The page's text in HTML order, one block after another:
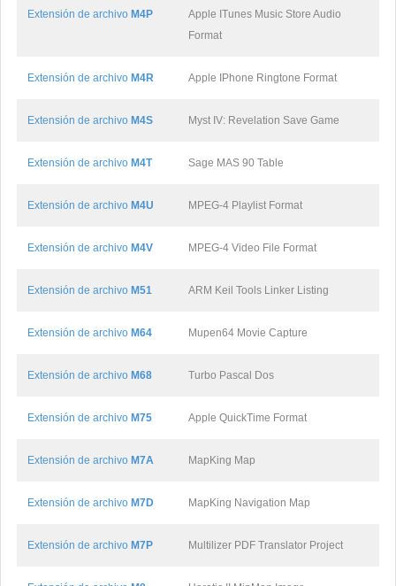
Extensión de archivo M4P
Apple ITunes Music Store Audio
Format
Extensión de archivo M4R Apple IPhone Ringtone Format
Extensión de archivo M4S Myst IV: Revelation Save Game
Extensión de archivo M4T Sage MAS 90 Table
Extensión de archivo M4U MPEG-4 Playlist Format
Extensión de archivo M4V MPEG-4 Video File Format
Extensión de archivo M51 ARM Keil Tools Linker Listing
Extensión de archivo M64 Mupen64 Movie Capture
Extensión de archivo M68 Turbo Pascal Dos
Extensión de archivo M75 Apple QuickTime Format
Extensión de archivo M7A MapKing Map
Extensión de archivo M7D MapKing Navigation Map
Extensión de archivo M7P Multilizer PDF Translator Project